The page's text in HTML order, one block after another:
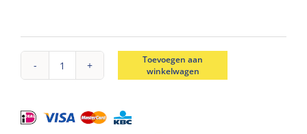
Piepschuim
wit
Toevoegen aan
winkelwagen